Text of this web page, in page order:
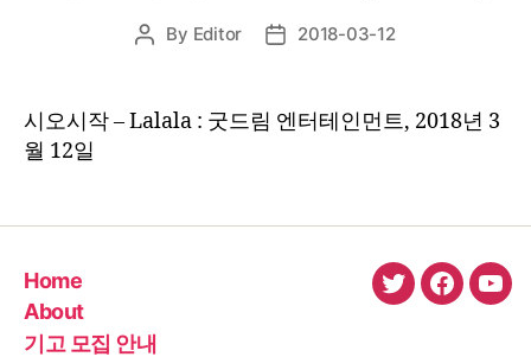
Post
By Editor
Post2018-03-12
시오시작 – Lalala : 굿드림 엔터테인먼트, 2018년 3
월 12일
Home
About
기고 모집 안내
twitter